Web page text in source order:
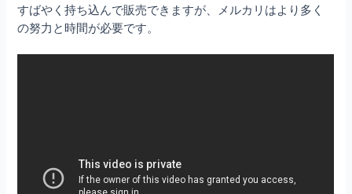
すばやく持ち込んで販売できますが、メルカリはより多く
の努力と時間が必要です。